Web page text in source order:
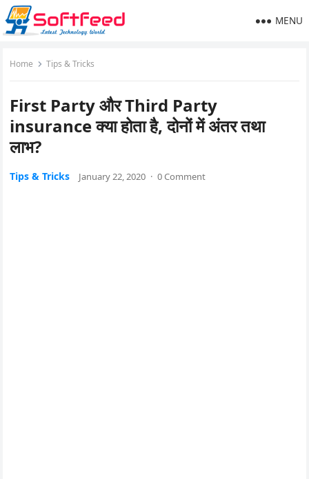
MENU
Home Tips & Tricks
First Party और Third Party
insurance क्या होता है, दोनों में अंतर तथा
लाभ?
Tips & Tricks January 22, 2020 · 0 Comment